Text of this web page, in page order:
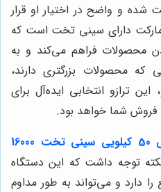
و واضح در اختیار او قرار
دارای سینی تخت است که
محصولات فراهم می‌کند و به
که محصولات بزرگتری دارند،
ترازو انتخابی ایده‌آل برای
فروش شما خواهد بود.
خرید ترازوی فروشگاهی 50 کیلویی سینی تخت 16000
توجه داشت که این دستگاه
دارد و می‌تواند به طور مداوم